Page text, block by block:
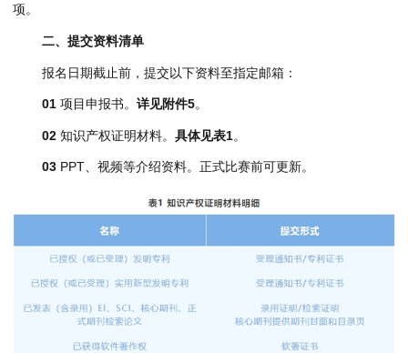
项。
二、 提交资料清单
报名日期截止前，提交以下资料至指定邮箱：
01 项目申报书。 详见附件5。
02 知识产权证明材料。 具体见表1。
03 PPT、视频等介绍资料。正式比赛前可更新。